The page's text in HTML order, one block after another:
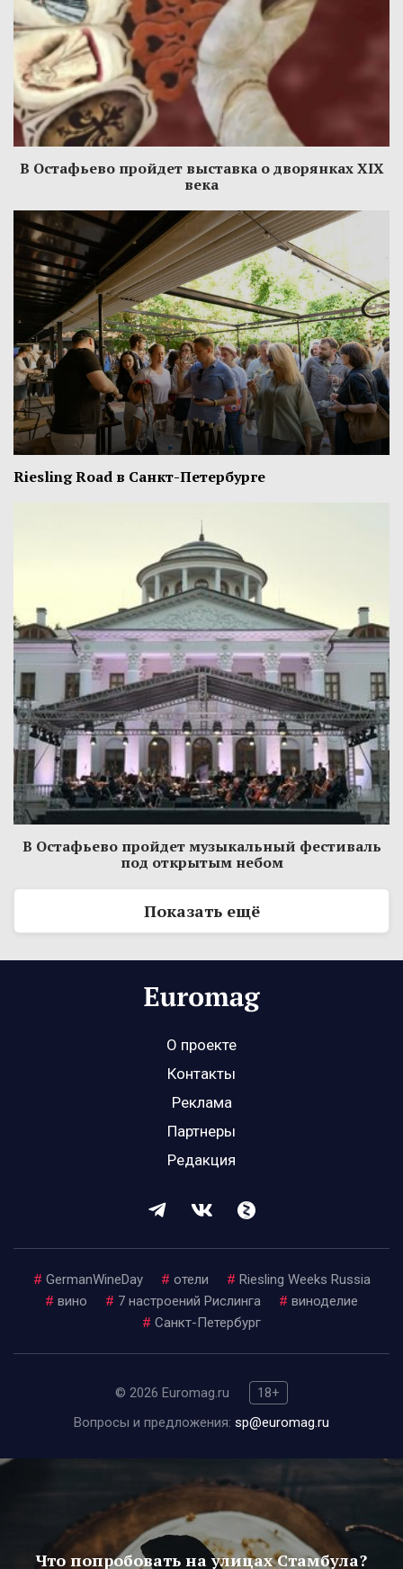
В Остафьево пройдет выставка о дворянках XIX
века
Riesling Road в Санкт-Петербурге
В Остафьево пройдет музыкальный фестиваль
под открытым небом
Показать ещё
О проекте
Контакты
Реклама
Партнеры
Редакция
# GermanWineDay # отели # Riesling Weeks Russia
# вино # 7 настроений Рислинга # виноделие
# Санкт-Петербург
© 2026 Euromag.ru
18+
Вопросы и предложения: sp@euromag.ru
Что попробовать на улицах Стамбула?